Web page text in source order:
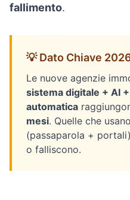
fallimento.
💡 Dato Chiave
Le nuove agenzie
sistema digitale + AI
automatica
mesi. Quelle che
(passaparola +
o falliscono.